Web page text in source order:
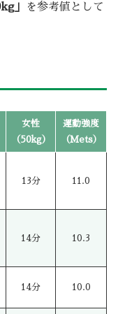
」
を参考値として
女性
（50kg）
運動強度
（Mets）
13分 11.0
14分 10.3
14分 10.0